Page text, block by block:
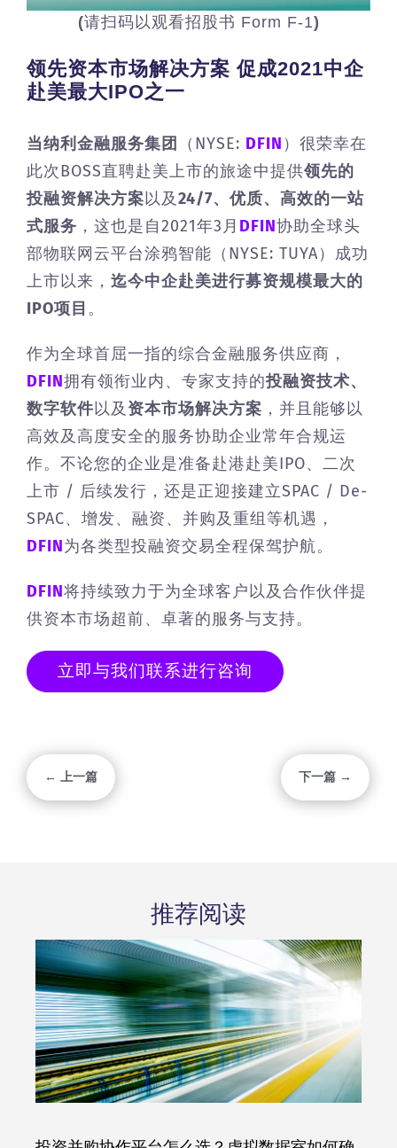
(请扫码以观看招股书 Form F-1)
领先资本市场解决方案 促成2021中企
赴美最大IPO之一
当纳利金融服务集团 （NYSE: DFIN ）很荣幸在
此次BOSS直聘赴美上市的旅途中提供领先的
投融资解决方案以及24/7、优质、高效的一站
式服务 ，这也是自2021年3月 DFIN协助全球头
部物联网云平台涂鸦智能（NYSE: TUYA）成功
上市以来， 迄今中企赴美进行募资规模最大的
IPO项目 。
作为全球首屈一指的综合金融服务供应商，
DFIN拥有领衔业内、专家支持的投融资技术、
数字软件以及 资本市场解决方案 ，并且能够以
高效及高度安全的服务协助企业常年合规运
作。不论您的企业是准备赴港赴美IPO、二次
上市 / 后续发行，还是正迎接建立SPAC / De-
SPAC、增发、融资、并购及重组等机遇，
DFIN为各类型投融资交易全程保驾护航。
DFIN将持续致力于为全球客户以及合作伙伴提
供资本市场超前、卓著的服务与支持。
立即与我们联系进行咨询
← 上一篇 下一篇 →
推荐阅读